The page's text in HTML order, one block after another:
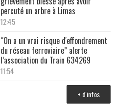
percuté un arbre à Limas
12:45
“On a un vrai risque d'effondrement
du réseau ferroviaire” alerte
l’association du Train 634269
11:54
+ d'infos